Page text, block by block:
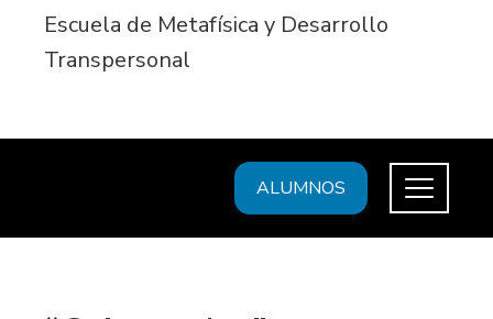
Escuela de Metafísica y Desarrollo
Transpersonal
ALUMNOS